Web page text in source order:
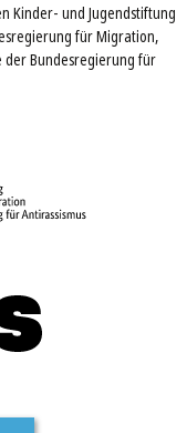
Kinder- und Jugendstiftung
für Migration,
Bundesregierung für